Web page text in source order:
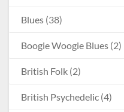
Blues (38)
Boogie Woogie Blues (2)
British Folk (2)
British Psychedelic (4)